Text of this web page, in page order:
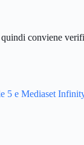
conviene
5 e Mediaset